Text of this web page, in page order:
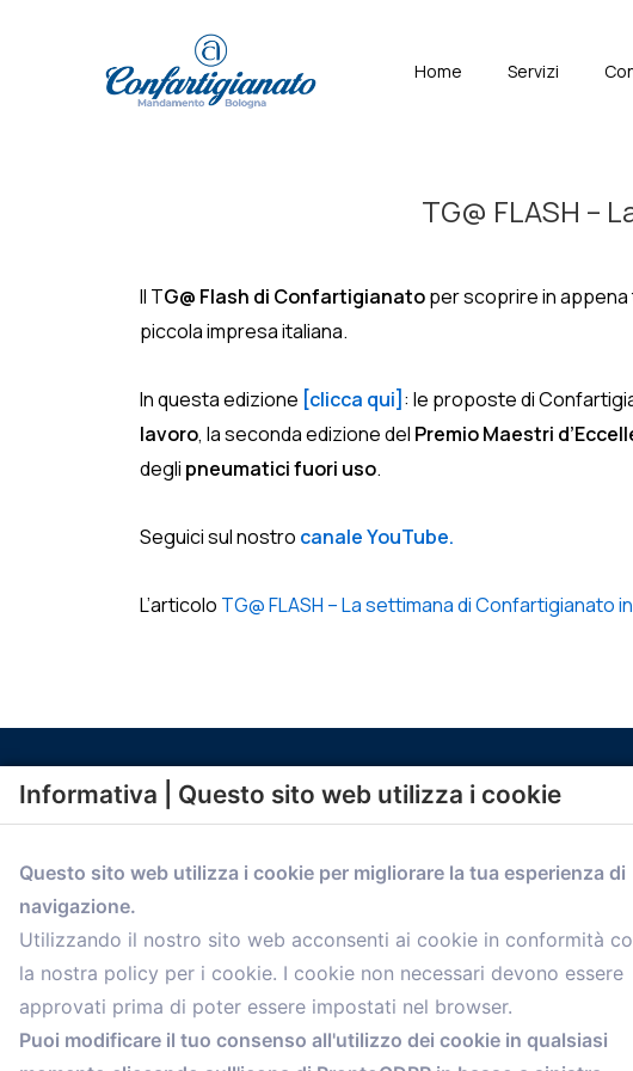
Menù
Home Servizi
TG@ FLASH –
Il TG@ Flash di Confartigianatoper scoprire in appena
piccola impresa italiana.
In questa edizione [clicca qui] : le proposte di
lavoro, la seconda edizione del Premio Maestri
degli pneumatici fuori uso.
Seguici sul nostro canale YouTube.
L’articolo TG@ FLASH – La settimana di Confartigianato
comunicazione@confartigianato.bo.it
Informativa | Questo sito web utilizza i cookie
Questo sito web utilizza i cookie per migliorare la tua esperienza di
navigazione.
Utilizzando il nostro sito web acconsenti ai cookie in conformità
la nostra policy per i cookie. I cookie non necessari devono essere
approvati prima di poter essere impostati nel browser.
Puoi modificare il tuo consenso all'utilizzo dei cookie in qualsiasi